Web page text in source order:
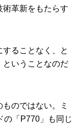
革新をもたらす
ることなく、と
ということなのだ
のではない。ミ
の「P770」も同じ